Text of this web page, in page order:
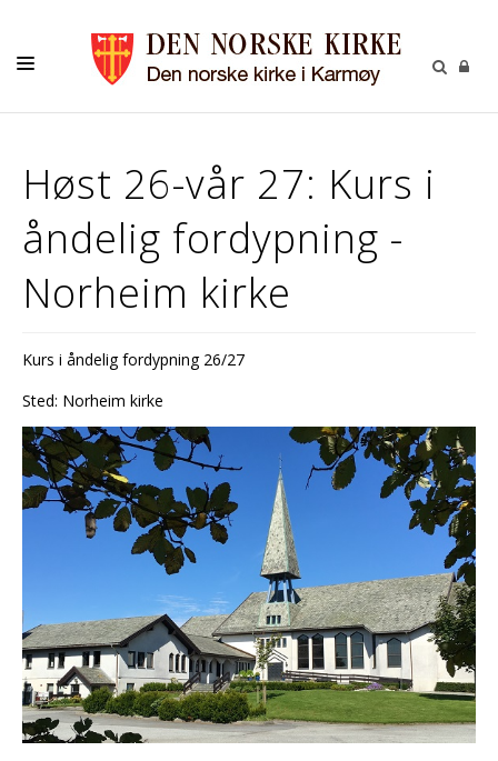
KONTAKT
MENIGHETENE
Høst 26-vår 27: Kurs i
åndelig fordypning -
Norheim kirke
Kurs i åndelig fordypning 26/27
Sted: Norheim kirke